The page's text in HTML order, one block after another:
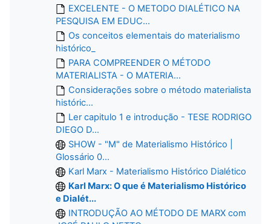
EXCELENTE - O METODO DIALÉTICO NA
PESQUISA EM EDUC...
Os conceitos elementais do materialismo
histórico_
PARA COMPREENDER O MÉTODO
MATERIALISTA - O MATERIA...
Considerações sobre o método materialista
históric...
Ler capitulo 1 e introdução - TESE RODRIGO
DIEGO D...
SHOW - "M" de Materialismo Histórico |
Glossário 0...
Karl Marx - Materialismo Histórico Dialético
Karl Marx: O que é Materialismo Histórico
e Dialét...
INTRODUÇÃO AO MÉTODO DE MARX com